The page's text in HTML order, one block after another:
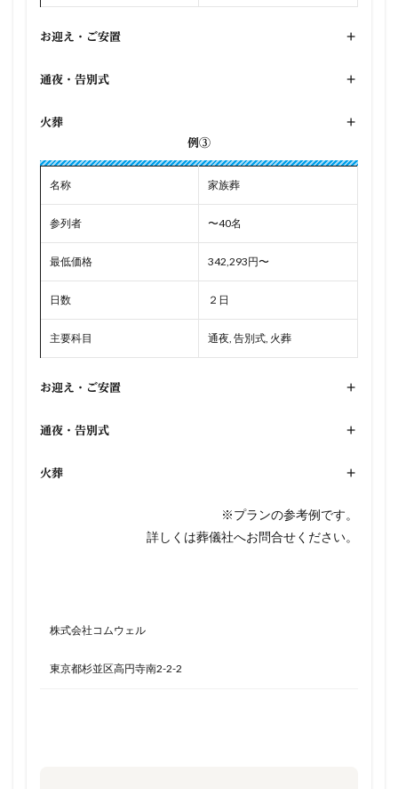
お迎え・ご安置 +
通夜・告別式 +
火葬
+
例③
名称 家族葬
参列者 〜40名
最低価格 342,293円〜
日数 ２日
主要科目 通夜, 告別式, 火葬
お迎え・ご安置 +
通夜・告別式 +
火葬 +
※プランの参考例です。
詳しくは葬儀社へお問合せください。
株式会社コムウェル
東京都杉並区高円寺南2-2-2